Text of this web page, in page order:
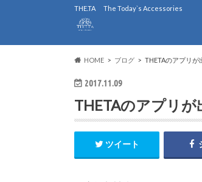
THE.TA The Today`s Accessories
HOME ブログ THETAのアプリが
2017.11.09
THETAのアプリが
ツイート